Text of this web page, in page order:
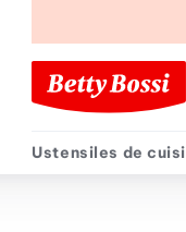
Menu
Ustensiles de